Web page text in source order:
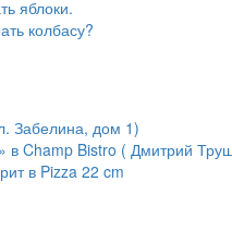
яблоки.
колбасу?
Забелина, дом 1)
в Champ Bistro ( Дмитрий
в Pizza 22 cm